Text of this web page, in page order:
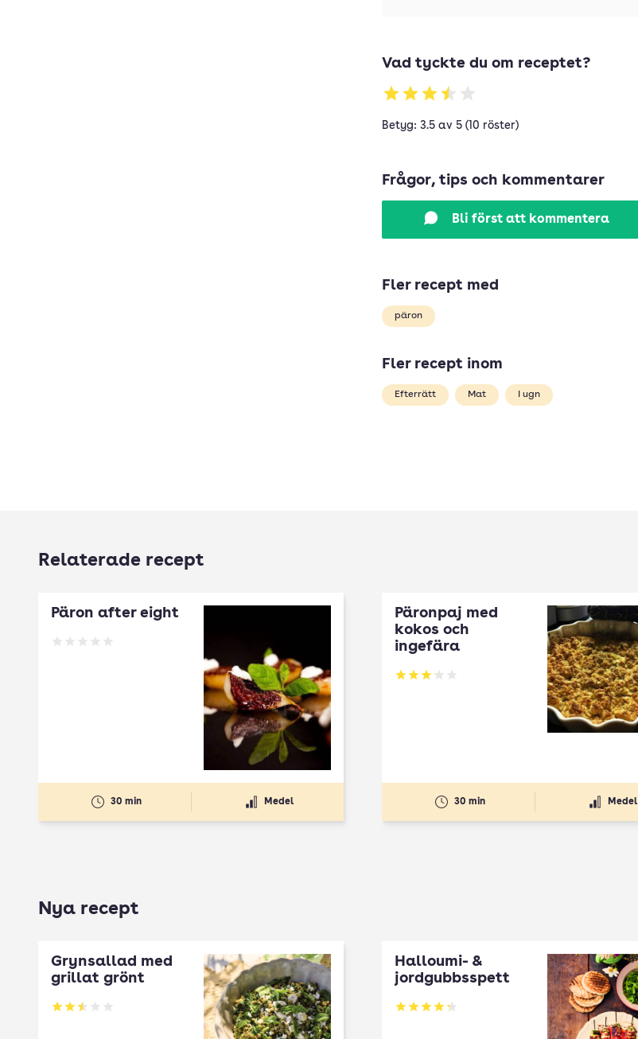
Vad tyckte du om receptet?
Betyg: 3.5 av 5 (10 röster)
Frågor, tips och kommentarer
Bli först att kommentera
Fler recept med
päron
Fler recept inom
Efterrätt Mat I ugn
Relaterade recept
Päron after eight
Betyg: 0 av 5
30 min Medel
Päronpaj med
kokos och
ingefära
Betyg: 3.1 av 5
30 min Medel
Nya recept
Grynsallad med
grillat grönt
Betyg: 2.5 av 5
Halloumi- &
jordgubbsspett
Betyg: 4.3 av 5